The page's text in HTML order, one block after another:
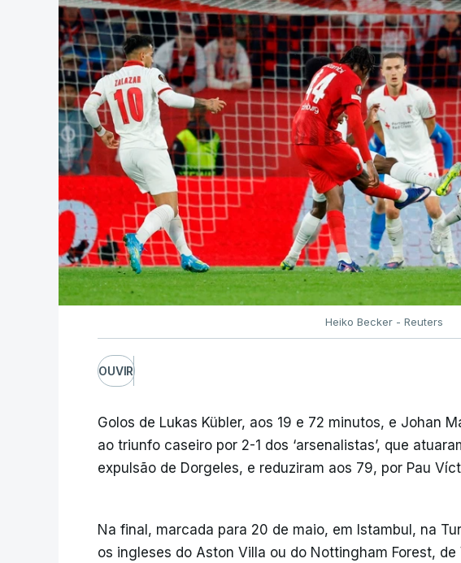
Heiko Becker - Reuters
OUVIR
Golos de Lukas Kübler, aos 19 e 72 minutos, e Johan
ao triunfo caseiro por 2-1 dos ‘arsenalistas’, que
expulsão de Dorgeles, e reduziram aos 79, por Pau
Na final, marcada para 20 de maio, em Istambul, na
os ingleses do Aston Villa ou do Nottingham Forest, de